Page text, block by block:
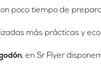
poco tiempo de
más prácticas y
, en Sr Flyer